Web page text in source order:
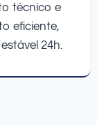
técnico e
eficiente,
24h.